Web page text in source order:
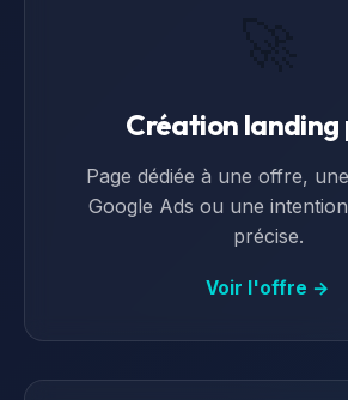
Création landing
Page dédiée à une offre,
Google Ads ou une
précise.
Voir l'offre →